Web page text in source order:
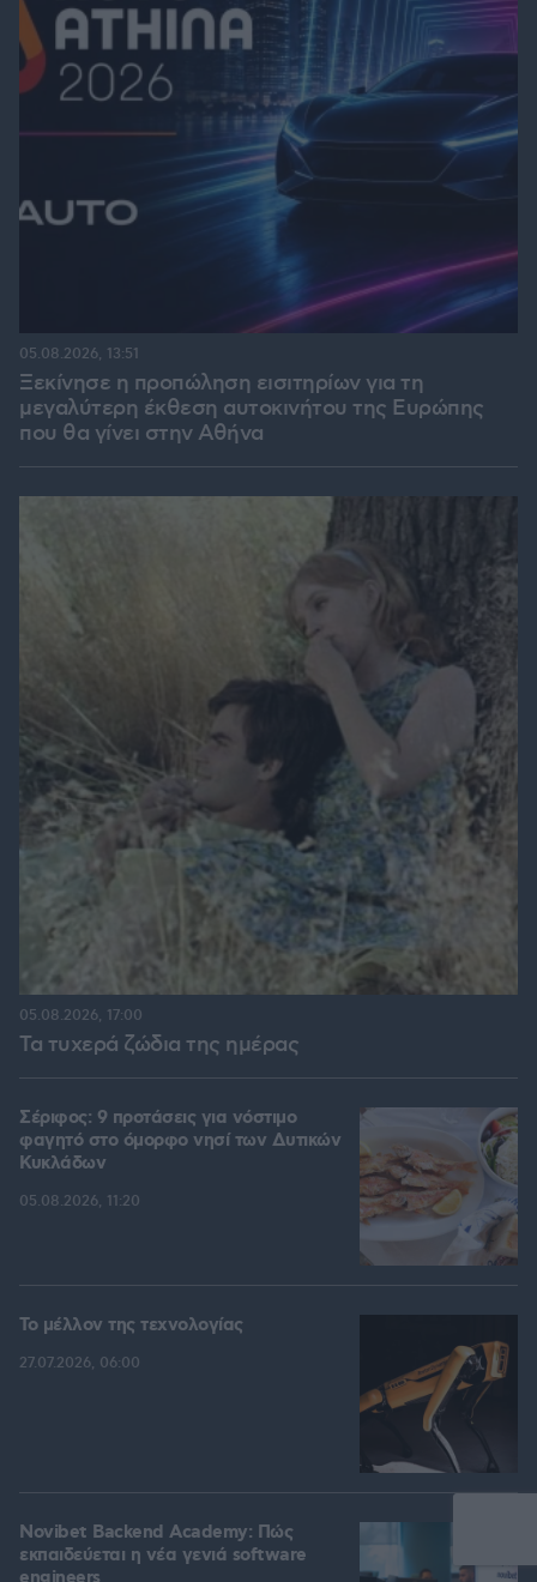
Ξεκίνησε η προπώληση εισιτηρίων για τη
μεγαλύτερη έκθεση αυτοκινήτου της Ευρώπης
που θα γίνει στην Αθήνα
05.08.2026, 13:51
Τα τυχερά ζώδια της ημέρας
05.08.2026, 17:00
Σέριφος: 9 προτάσεις για νόστιμο
φαγητό στο όμορφο νησί των Δυτικών
Κυκλάδων
05.08.2026, 11:20
Το μέλλον της τεχνολογίας
27.07.2026, 06:00
Novibet Backend Academy: Πώς
εκπαιδεύεται η νέα γενιά software